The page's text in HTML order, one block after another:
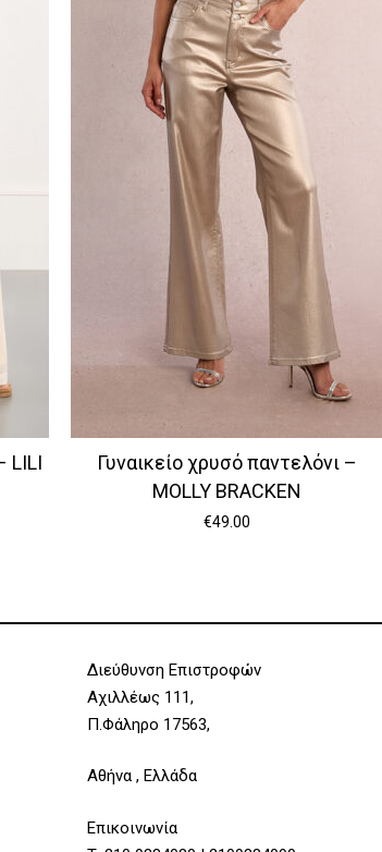
LILI
Γυναικείο χρυσό παντελόνι –
MOLLY BRACKEN
€49.00
Διεύθυνση Επιστροφών
Αχιλλέως 111,
Π.Φάληρο 17563,
Αθήνα , Ελλάδα
Επικοινωνία